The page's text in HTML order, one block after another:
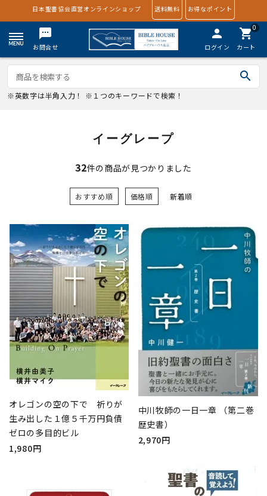
日本聖書協会直営オンラインショップ 送料無料 お得なポイント
textsms
お問合せ
person
ログイン
0
shopping_cart
カート
search
※英数字は半角入力！ ※１つのキーワードで検索！
イーグレープ
32件の商品が見つかりました
おすすめ順 価格順 新着順
オレゴンの空の下で 祈りが
生み出した１億５千万円負債
ゼロの多目的ビル
1,980円
中川牧師の一日一章 （第二巻
歴史書）
2,970円